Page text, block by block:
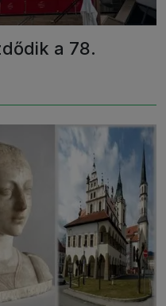
a 78.